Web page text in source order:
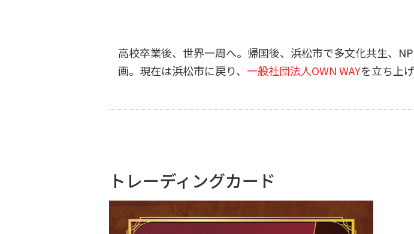
高校卒業後、世界一周へ。帰国後、浜松市で多文化共生、
画。現在は浜松市に戻り、 一般社団法人OWN WAYを立ち上げ
トレーディングカード